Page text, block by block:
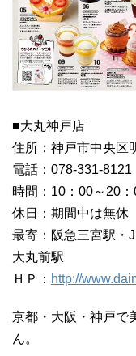
■大丸神戸店
住所：神戸市中央区
電話：078-331-8121
時間：10：00～20
休日：期間中は無休
最寄：阪急三宮駅・
大丸前駅
ＨＰ： http://
京都・大阪・神戸で
ん。